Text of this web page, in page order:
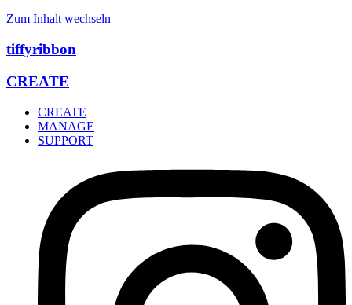
Zum Inhalt wechseln
tiffyribbon
CREATE
CREATE
MANAGE
SUPPORT